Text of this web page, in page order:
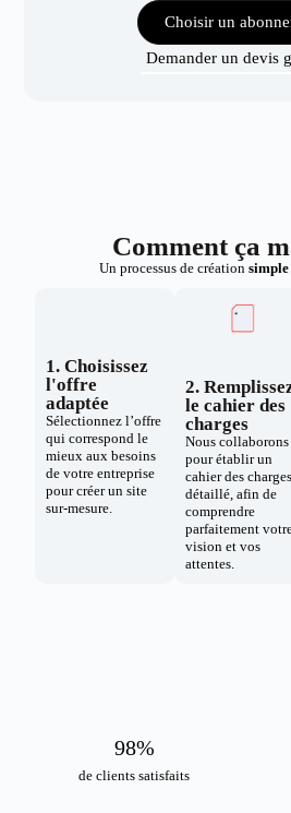
Choisir un
Demander un devis
Comment ça
Un processus de création simple
1. Choisissez
l'offre
adaptée
Sélectionnez l’offre
qui correspond le
mieux aux besoins
de votre entreprise
pour créer un site
sur-mesure.
2.
le cahier des
charges
Nous collaborons
pour établir un
cahier des charges
détaillé, afin de
comprendre
parfaitement
vision et vos
attentes.
de clients satisfaits
98%